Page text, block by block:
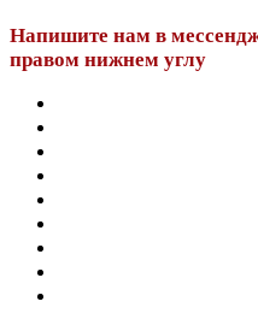
Напишите нам в
правом нижнем углу